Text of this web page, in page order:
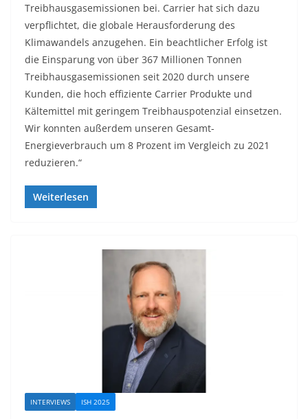
Treibhausgasemissionen bei. Carrier hat sich dazu
verpflichtet, die globale Herausforderung des
Klimawandels anzugehen. Ein beachtlicher Erfolg ist
die Einsparung von über 367 Millionen Tonnen
Treibhausgasemissionen seit 2020 durch unsere
Kunden, die hoch effiziente Carrier Produkte und
Kältemittel mit geringem Treibhauspotenzial einsetzen.
Wir konnten außerdem unseren Gesamt-
Energieverbrauch um 8 Prozent im Vergleich zu 2021
reduzieren.“
Weiterlesen
INTERVIEWS ISH 2025